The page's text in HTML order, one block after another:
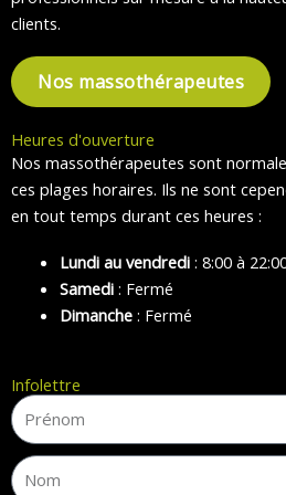
clients.
Nos massothérapeutes
Heures d'ouverture
Nos massothérapeutes sont
ces plages horaires. Ils ne sont
en tout temps durant ces heures :
Lundi au vendredi: 8:00 à
Samedi: Fermé
Dimanche: Fermé
Infolettre